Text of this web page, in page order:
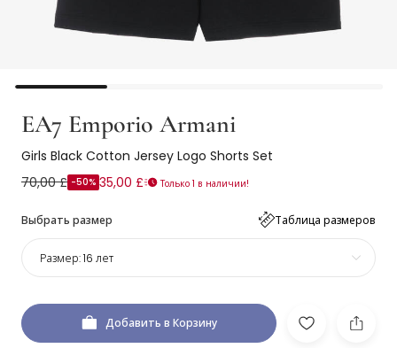
EA7 Emporio Armani
Girls Black Cotton Jersey Logo Shorts Set
70,00 £ -50% 35,00 £ Только 1 в наличии!
Выбрать размер Таблица размеров
Размер:16 лет
Добавить в Корзину